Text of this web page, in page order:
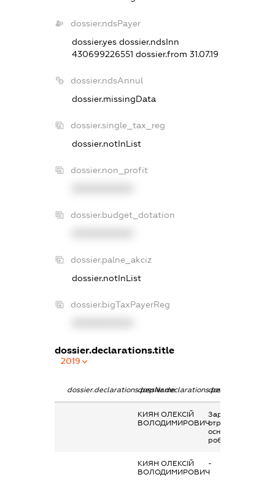
dossier.ndsPayer
dossier.yes dossier.ndsInn
430699226551 dossier.from 31.07.19
dossier.ndsAnnul
dossier.missingData
dossier.single_tax_reg
dossier.notInList
dossier.non_profit
dossier.budget_dotation
dossier.palne_akciz
dossier.notInList
dossier.bigTaxPayerReg
dossier.declarations.title
2019
dossier.declarations.pepNamedossier.declarations.personName
КИЯН ОЛЕКСІЙ
ВОЛОДИМИРОВИЧ
Заробітна плата
отримана за
основним місцем
роботи
КИЯН ОЛЕКСІЙ
ВОЛОДИМИРОВИЧ
-